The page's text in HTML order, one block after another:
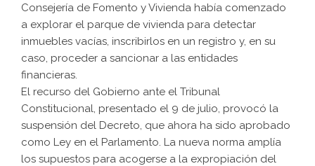
Consejería de Fomento y Vivienda había comenzado
a explorar el parque de vivienda para detectar
inmuebles vacías, inscribirlos en un registro y, en su
caso, proceder a sancionar a las entidades
financieras.
El recurso del Gobierno ante el Tribunal
Constitucional, presentado el 9 de julio, provocó la
suspensión del Decreto, que ahora ha sido aprobado
como Ley en el Parlamento. La nueva norma amplía
los supuestos para acogerse a la expropiación del